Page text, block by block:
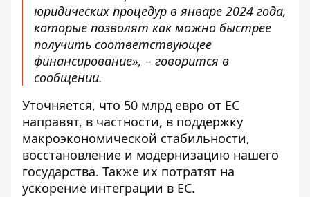
юридических процедур в январе 2024 года,
которые позволят как можно быстрее
получить соответствующее
финансирование», – говорится в
сообщении.
Уточняется, что 50 млрд евро от ЕС
направят, в частности, в поддержку
макроэкономической стабильности,
восстановление и модернизацию нашего
государства. Также их потратят на
ускорение интеграции в ЕС.